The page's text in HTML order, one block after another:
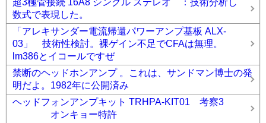
数式で表現した。
「アレキサンダー電流帰還パワーアンプ基板 ALX-
03」 技術性検討。裸ゲイン不足でCFAは無理。
lm386とイコールですぜ
禁断のヘッドホンアンプ 。これは、サンドマン博士の発
明だよ。1982年に公開済み
ヘッドフォンアンプキット TRHPA-KIT01 考察3
オンキョー特許